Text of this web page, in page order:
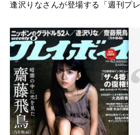
逢沢りなさんが登場する「週刊プ